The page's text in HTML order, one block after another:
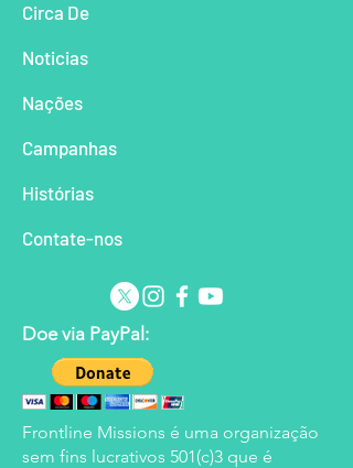
Circa De
Noticias
Nações
Campanhas
Histórias
Contate-nos
Doe via PayPal:
Frontline Missions é uma organização
sem fins lucrativos 501(c)3 que é